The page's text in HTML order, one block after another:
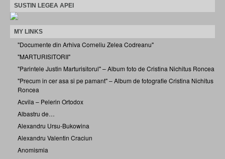
SUSTIN LEGEA APEI
MY LINKS
"Documente din Arhiva Corneliu Zelea Codreanu"
"MARTURISITORII"
"Parintele Justin Marturisitorul" – Album foto de Cristina Nichitus Roncea
"Precum in cer asa si pe pamant" – Album de fotografie Cristina Nichitus
Roncea
Acvila – Pelerin Ortodox
Albastru de…
Alexandru Ursu-Bukowina
Alexandru Valentin Craciun
Anomismia